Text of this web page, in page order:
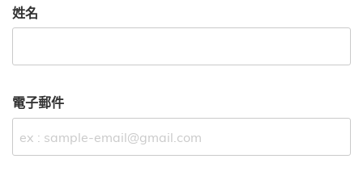
姓名
電子郵件